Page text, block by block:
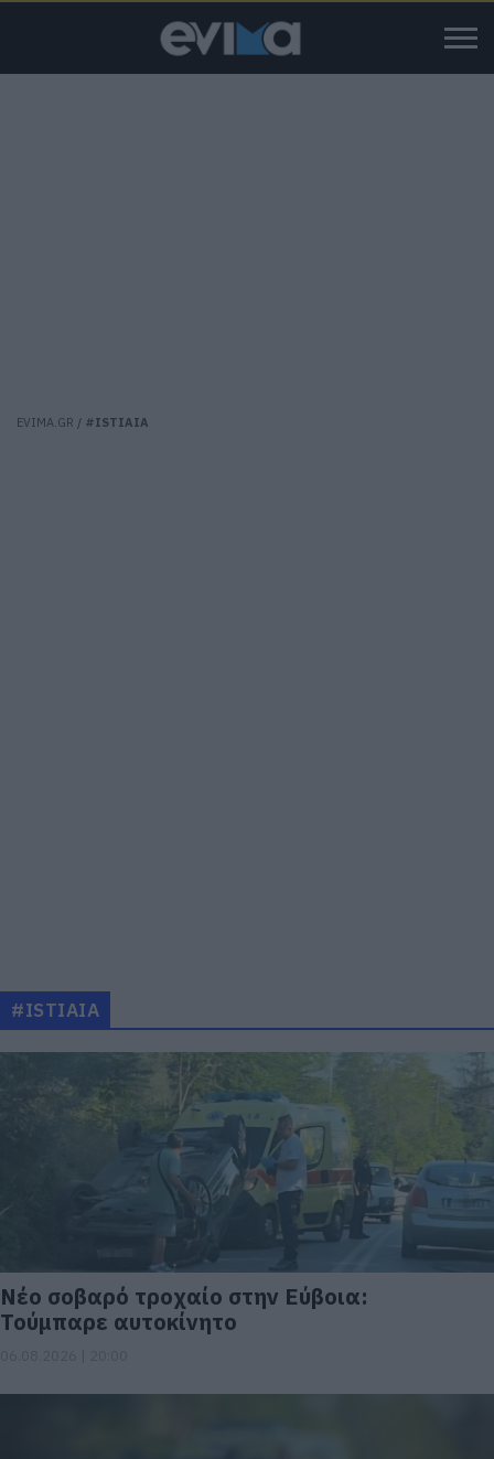
EVIMA.GR / #ISTIAIA
#ISTIAIA
Νέο σοβαρό τροχαίο στην Εύβοια:
Τούμπαρε αυτοκίνητο